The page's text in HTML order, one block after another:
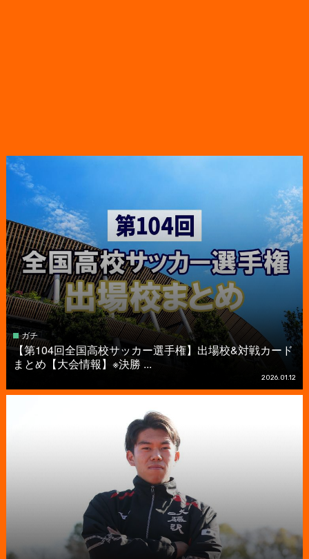
ガチ
【第104回全国高校サッカー選手権】出場校&対戦カード
まとめ【大会情報】※決勝 ...
2026.01.12